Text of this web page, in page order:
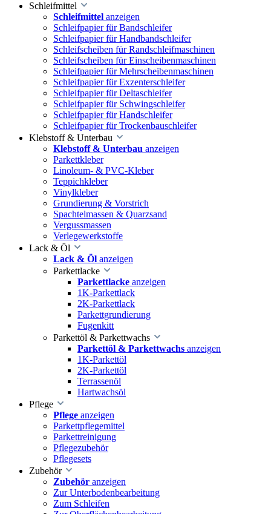
Schleifmittel
Schleifmittel anzeigen
Schleifpapier für Bandschleifer
Schleifpapier für Handbandschleifer
Schleifscheiben für Randschleifmaschinen
Schleifscheiben für Einscheibenmaschinen
Schleifpapier für Mehrscheibenmaschinen
Schleifpapier für Exzenterschleifer
Schleifpapier für Deltaschleifer
Schleifpapier für Schwingschleifer
Schleifpapier für Handschleifer
Schleifpapier für Trockenbauschleifer
Klebstoff & Unterbau
Klebstoff & Unterbau anzeigen
Parkettkleber
Linoleum- & PVC-Kleber
Teppichkleber
Vinylkleber
Grundierung & Vorstrich
Spachtelmassen & Quarzsand
Vergussmassen
Verlegewerkstoffe
Lack & Öl
Lack & Öl anzeigen
Parkettlacke
Parkettlacke anzeigen
1K-Parkettlack
2K-Parkettlack
Parkettgrundierung
Fugenkitt
Parkettöl & Parkettwachs
Parkettöl & Parkettwachs anzeigen
1K-Parkettöl
2K-Parkettöl
Terrassenöl
Hartwachsöl
Pflege
Pflege anzeigen
Parkettpflegemittel
Parkettreinigung
Pflegezubehör
Pflegesets
Zubehör
Zubehör anzeigen
Zur Unterbodenbearbeitung
Zum Schleifen